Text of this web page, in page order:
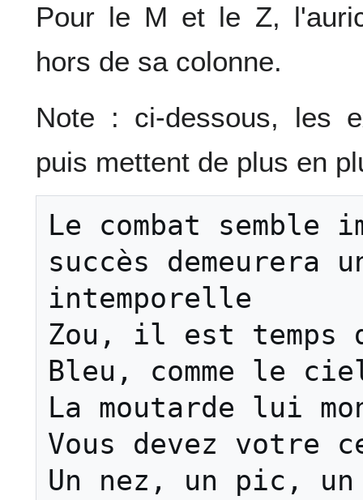
Pour le M et le Z,
hors de sa colonne.
Note : ci-dessous, les
puis mettent de plus en
Le combat semble
succès demeurera
intemporelle
Zou, il est temps
Bleu, comme le
La moutarde lui
Vous devez votre
Un nez, un pic,